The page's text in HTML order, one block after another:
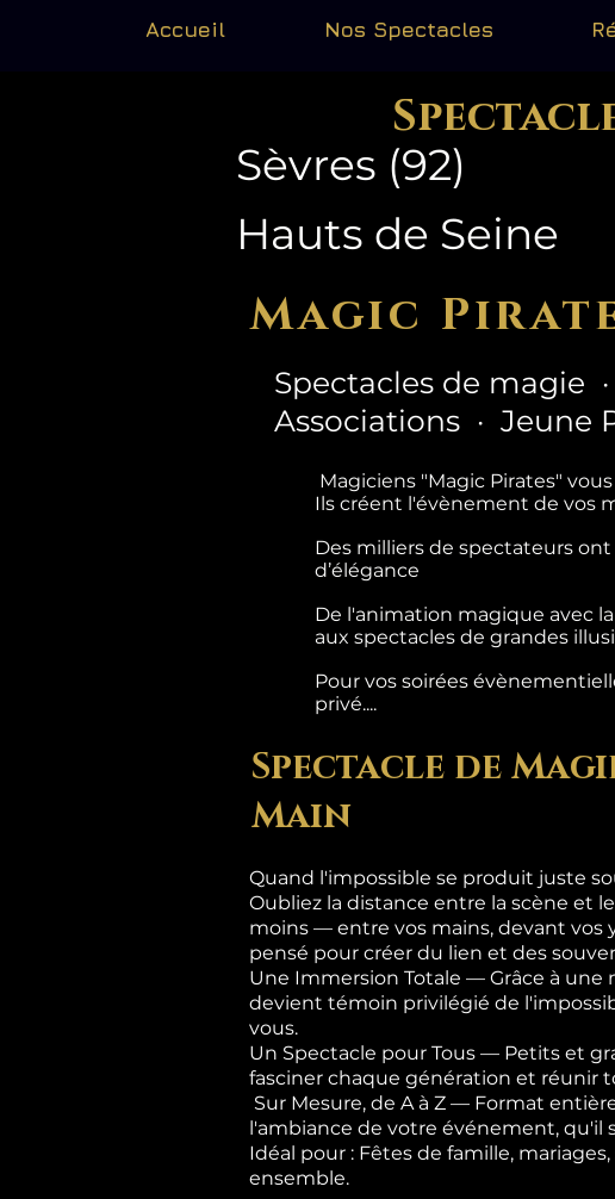
Accueil Nos Spectacles
Sèvres (92)
Hauts de Seine
Magic
Spectacles de magie
Associations · Jeune
Magiciens "Magic Pirates"
Ils créent l'évènement de vos
Des milliers de spectateurs
d’élégance
De l'animation magique avec
aux spectacles de grandes
Pour vos soirées
privé....
Spectacle de
Main
Quand l'impossible se produit juste
Oubliez la distance entre la scène et
moins — entre vos mains, devant
pensé pour créer du lien et des
Une Immersion Totale — Grâce à
devient témoin privilégié de
vous.
Un Spectacle pour Tous — Petits et
fasciner chaque génération et réunir
Sur Mesure, de A à Z — Format
l'ambiance de votre événement, qu'il
Idéal pour : Fêtes de famille,
ensemble.